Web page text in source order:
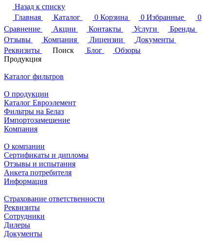
Назад к списку
Главная
Каталог 0 Корзина 0 Избранные
0
Сравнение
Акции Контакты Услуги
Бренды
Отзывы
Компания Лицензии
Документы
Реквизиты
Поиск Блог
Обзоры
Продукция
Каталог фильтров
О продукции
Каталог Евроэлемент
Фильтры на Белаз
Импортозамещение
Компания
О компании
Сертификаты и дипломы
Отзывы и испытания
Анкета потребителя
Информация
Страхование ответственности
Реквизиты
Сотрудники
Дилеры
Документы